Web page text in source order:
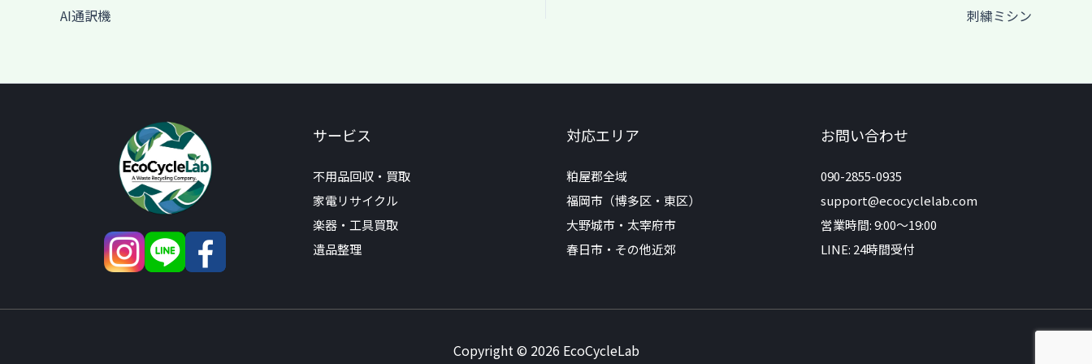
AI通訳機 刺繍ミシン
サービス
不用品回収・買取
家電リサイクル
楽器・工具買取
遺品整理
対応エリア
粕屋郡全域
福岡市（博多区・東区）
大野城市・太宰府市
春日市・その他近郊
お問い合わせ
090-2855-0935
support@ecocyclelab.com
営業時間: 9:00〜19:00
LINE: 24時間受付
Copyright © 2026 EcoCycleLab